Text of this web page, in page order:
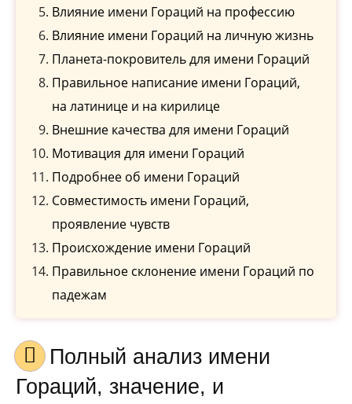
Влияние имени Гораций на профессию
Влияние имени Гораций на личную жизнь
Планета-покровитель для имени Гораций
Правильное написание имени Гораций,
на латинице и на кирилице
Внешние качества для имени Гораций
Мотивация для имени Гораций
Подробнее об имени Гораций
Совместимость имени Гораций,
проявление чувств
Происхождение имени Гораций
Правильное склонение имени Гораций по
падежам
Полный анализ имени
Гораций, значение, и